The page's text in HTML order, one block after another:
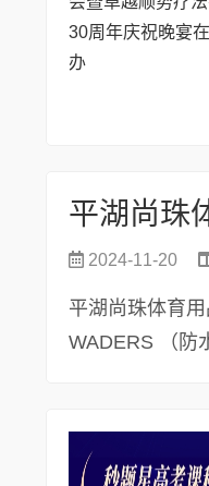
平湖尚珠
2024-11-20
平湖尚珠体育
WADERS （防